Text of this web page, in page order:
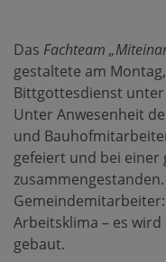
Das Fachteam
gestaltete am
Bittgottesdienst
Unter Anwesenheit
und
gefeiert und bei einer
Arbeitsklima – es
gebaut.